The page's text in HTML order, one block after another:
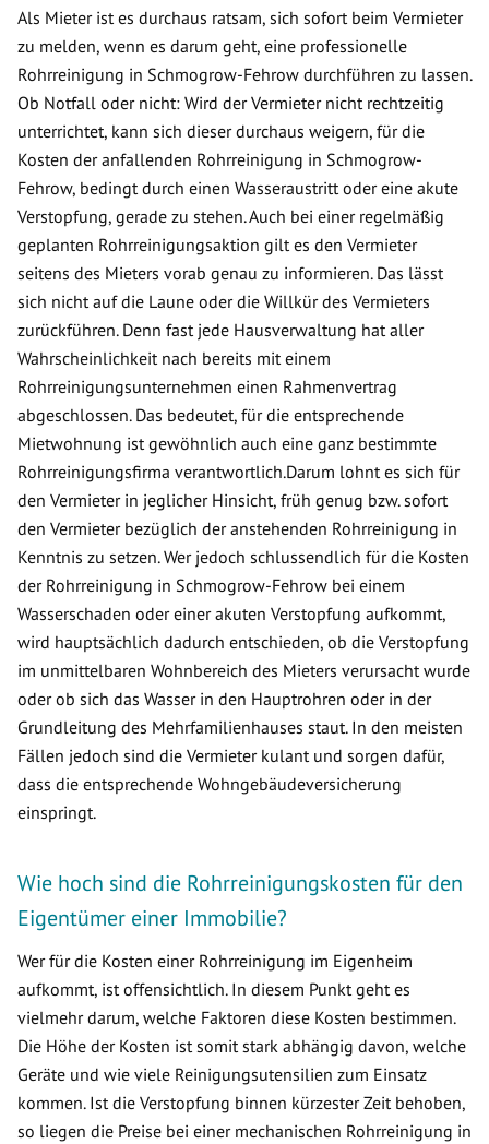
Als Mieter ist es durchaus ratsam, sich sofort beim Vermieter
zu melden, wenn es darum geht, eine professionelle
Rohrreinigung in Schmogrow-Fehrow durchführen zu lassen.
Ob Notfall oder nicht: Wird der Vermieter nicht rechtzeitig
unterrichtet, kann sich dieser durchaus weigern, für die
Kosten der anfallenden Rohrreinigung in Schmogrow-
Fehrow, bedingt durch einen Wasseraustritt oder eine akute
Verstopfung, gerade zu stehen. Auch bei einer regelmäßig
geplanten Rohrreinigungsaktion gilt es den Vermieter
seitens des Mieters vorab genau zu informieren. Das lässt
sich nicht auf die Laune oder die Willkür des Vermieters
zurückführen. Denn fast jede Hausverwaltung hat aller
Wahrscheinlichkeit nach bereits mit einem
Rohrreinigungsunternehmen einen Rahmenvertrag
abgeschlossen. Das bedeutet, für die entsprechende
Mietwohnung ist gewöhnlich auch eine ganz bestimmte
Rohrreinigungsfirma verantwortlich.Darum lohnt es sich für
den Vermieter in jeglicher Hinsicht, früh genug bzw. sofort
den Vermieter bezüglich der anstehenden Rohrreinigung in
Kenntnis zu setzen. Wer jedoch schlussendlich für die Kosten
der Rohrreinigung in Schmogrow-Fehrow bei einem
Wasserschaden oder einer akuten Verstopfung aufkommt,
wird hauptsächlich dadurch entschieden, ob die Verstopfung
im unmittelbaren Wohnbereich des Mieters verursacht wurde
oder ob sich das Wasser in den Hauptrohren oder in der
Grundleitung des Mehrfamilienhauses staut. In den meisten
Fällen jedoch sind die Vermieter kulant und sorgen dafür,
dass die entsprechende Wohngebäudeversicherung
einspringt.
Wie hoch sind die Rohrreinigungskosten für den
Eigentümer einer Immobilie?
Wer für die Kosten einer Rohrreinigung im Eigenheim
aufkommt, ist offensichtlich. In diesem Punkt geht es
vielmehr darum, welche Faktoren diese Kosten bestimmen.
Die Höhe der Kosten ist somit stark abhängig davon, welche
Geräte und wie viele Reinigungsutensilien zum Einsatz
kommen. Ist die Verstopfung binnen kürzester Zeit behoben,
so liegen die Preise bei einer mechanischen Rohrreinigung in